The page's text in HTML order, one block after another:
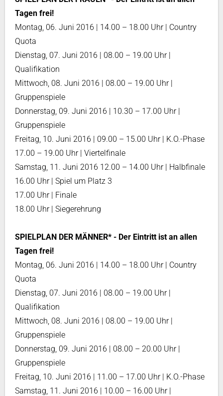
Tagen frei!
Montag, 06. Juni 2016 | 14.00 – 18.00 Uhr | Country
Quota
Dienstag, 07. Juni 2016 | 08.00 – 19.00 Uhr |
Qualifikation
Mittwoch, 08. Juni 2016 | 08.00 – 19.00 Uhr |
Gruppenspiele
Donnerstag, 09. Juni 2016 | 10.30 – 17.00 Uhr |
Gruppenspiele
Freitag, 10. Juni 2016 | 09.00 – 15.00 Uhr | K.O.-Phase
17.00 – 19.00 Uhr | Viertelfinale
Samstag, 11. Juni 2016 12.00 – 14.00 Uhr | Halbfinale
16.00 Uhr | Spiel um Platz 3
17.00 Uhr | Finale
18.00 Uhr | Siegerehrung
SPIELPLAN DER MÄNNER* - Der Eintritt ist an allen
Tagen frei!
Montag, 06. Juni 2016 | 14.00 – 18.00 Uhr | Country
Quota
Dienstag, 07. Juni 2016 | 08.00 – 19.00 Uhr |
Qualifikation
Mittwoch, 08. Juni 2016 | 08.00 – 19.00 Uhr |
Gruppenspiele
Donnerstag, 09. Juni 2016 | 08.00 – 20.00 Uhr |
Gruppenspiele
Freitag, 10. Juni 2016 | 11.00 – 17.00 Uhr | K.O.-Phase
Samstag, 11. Juni 2016 | 10.00 – 16.00 Uhr |